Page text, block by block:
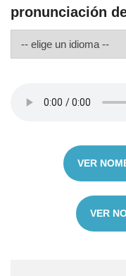
pronunciación
VER
VER